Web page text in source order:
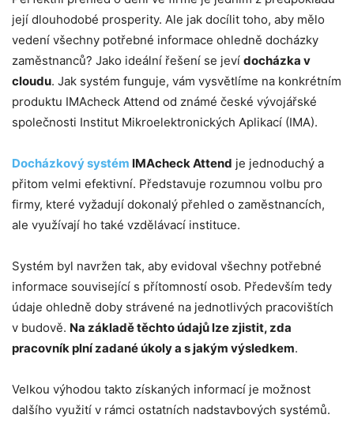
její dlouhodobé prosperity. Ale jak docílit toho, aby mělo
vedení všechny potřebné informace ohledně docházky
zaměstnanců? Jako ideální řešení se jeví docházka v
cloudu. Jak systém funguje, vám vysvětlíme na konkrétním
produktu IMAcheck Attend od známé české vývojářské
společnosti Institut Mikroelektronických Aplikací (IMA).
Docházkový systém IMAcheck Attend je jednoduchý a
přitom velmi efektivní. Představuje rozumnou volbu pro
firmy, které vyžadují dokonalý přehled o zaměstnancích,
ale využívají ho také vzdělávací instituce.
Systém byl navržen tak, aby evidoval všechny potřebné
informace související s přítomností osob. Především tedy
údaje ohledně doby strávené na jednotlivých pracovištích
v budově. Na základě těchto údajů lze zjistit, zda
pracovník plní zadané úkoly a s jakým výsledkem.
Velkou výhodou takto získaných informací je možnost
dalšího využití v rámci ostatních nadstavbových systémů.